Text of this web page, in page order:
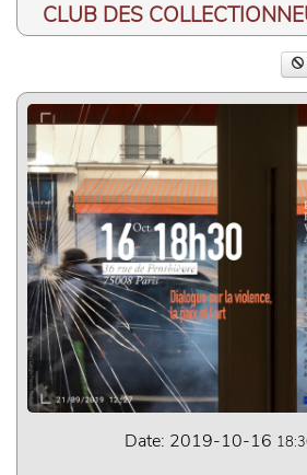
CLUB DES
Date: 2019-10-16